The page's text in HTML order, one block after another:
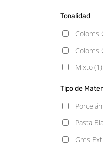
Tonalidad
Colores
Colores
Mixto(1)
Tipo de
Pasta
Gres